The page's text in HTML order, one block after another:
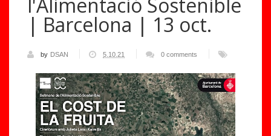
| Barcelona | 13 oct.
by DSAN 5.10.21 0 comments